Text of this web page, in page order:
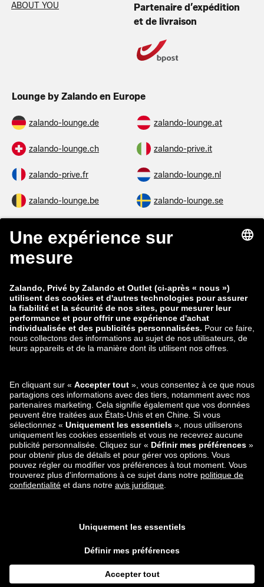
ABOUT YOU
Partenaire d’expédition
et de livraison
Lounge by Zalando en Europe
zalando-lounge.de zalando-lounge.at
zalando-lounge.ch zalando-prive.it
zalando-prive.fr zalando-lounge.nl
zalando-lounge.be zalando-lounge.se
zalando-lounge.co.uk
zalando-lounge.lt zalando-lounge.sk
zalando-lounge.ro zalando-lounge.hr
zalando-lounge.lu zalando-lounge.ee
zalando-lounge.lv zalando-lounge.no
Vous pouvez
également nous
trouver sur
*Par rapport au prix de vente conseillé.